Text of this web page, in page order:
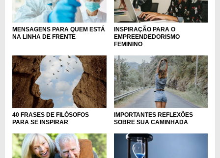
MENSAGENS PARA QUEM ESTÁ
NA LINHA DE FRENTE
INSPIRAÇÃO PARA O
EMPREENDEDORISMO
FEMININO
40 FRASES DE FILÓSOFOS
PARA SE INSPIRAR
IMPORTANTES REFLEXÕES
SOBRE SUA CAMINHADA